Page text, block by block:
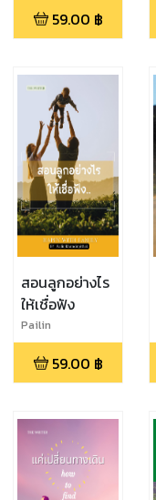
59.00 ฿
สอนลูกอย่างไร
ให้เชื่อฟัง
Pailin
khumdinpithak
59.00 ฿